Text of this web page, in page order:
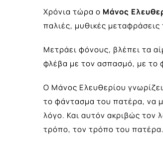
Χρόνια τώρα ο Μάνος
παλιές, μυθικές
Μετράει φόνους, βλέπει τα
φλέβα με τον ασπασμό, με το
Ο Μάνος Ελευθερίου
το φάντασμα του πατέρα, να
λόγο. Και αυτόν ακριβώς τον
τρόπο, τον τρόπο του